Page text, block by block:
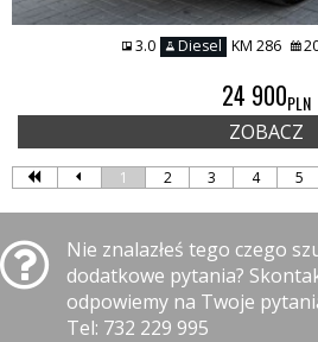
3.0 Diesel KM 286
24 900PLN
ZOBACZ
1 2 3 4 5
Nie znalazłeś tego czego
dodatkowe pytania?
odpowiemy na Twoje
Tel: 732 229 995